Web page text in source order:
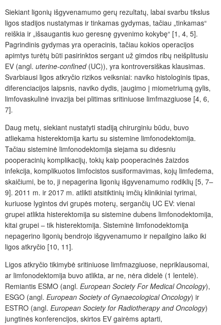
Siekiant ligonių išgyvenamumo gerų rezultatų, labai svarbu tikslus
ligos stadijos nustatymas ir tinkamas gydymas, tačiau „tinkamas“
reiškia ir „išsaugantis kuo geresnę gyvenimo kokybę“ [1, 4, 5].
Pagrindinis gydymas yra operacinis, tačiau kokios operacijos
apimtys turėtų būti pasirinktos sergant už gimdos ribų neišplitusiu
EV (angl. uterine-confined (UC)), yra kontroversiškas klausimas.
Svarbiausi ligos atkryčio rizikos veiksniai: naviko histologinis tipas,
diferenciacijos laipsnis, naviko dydis, įaugimo į miometriumą gylis,
limfovaskulinė invazija bei plitimas sritiniuose limfmazgiuose [4, 6,
7].
Daug metų, siekiant nustatyti stadiją chirurginiu būdu, buvo
atliekama histerektomija kartu su sistemine limfonodektomija.
Tačiau sisteminė limfonodektomija siejama su didesniu
pooperacinių komplikacijų, tokių kaip pooperacinės žaizdos
infekcija, komplikuotos limfocistos susiformavimas, kojų limfedema,
skaičiumi, be to, ji nepagerina ligonių išgyvenamumo rodiklių [5, 7–
9]. 2011 m. ir 2017 m. atlikti atsitiktinių imčių klinikiniai tyrimai,
kuriuose lygintos dvi grupės moterų, sergančių UC EV: vienai
grupei atlikta histerektomija su sistemine dubens limfonodektomija,
kitai grupei – tik histerektomija. Sisteminė limfonodektomija
nepagerino ligonių bendrojo išgyvenamumo ir nepailgino laiko iki
ligos atkryčio [10, 11].
Ligos atkryčio tikimybė sritiniuose limfmazgiuose, nepriklausomai,
ar limfonodektomija buvo atlikta, ar ne, nėra didelė (1 lentelė).
Remiantis ESMO (angl. European Society For Medical Oncology),
ESGO (angl. European Society of Gynaecological Oncology) ir
ESTRO (angl. European Society for Radiotherapy and Oncology)
jungtinės konferencijos, skirtos EV gairėms aptarti,